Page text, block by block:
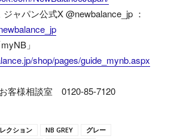
ャパン公式X @newbalance_jp ：
」
shop/pages/guide_mynb.aspx
お客様相談室 0120-85-7120
クション NB GREY
グレー